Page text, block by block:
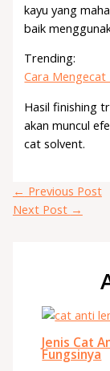
kayu yang
baik
Trending:
Cara Mengecat
Hasil finishing
akan muncul
cat solvent.
← Previous Post
Next Post →
Jenis Cat
Fungsinya